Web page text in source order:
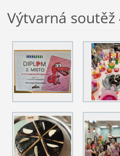
Výtvarná soutěž